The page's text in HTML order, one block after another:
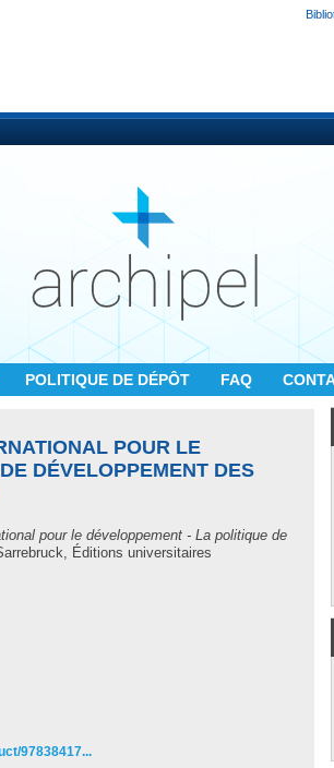
POLITIQUE DE DÉPÔT FAQ
POUR LE
DÉVELOPPEMENT DES
pour le développement - La politique de
Éditions universitaires
97838417...